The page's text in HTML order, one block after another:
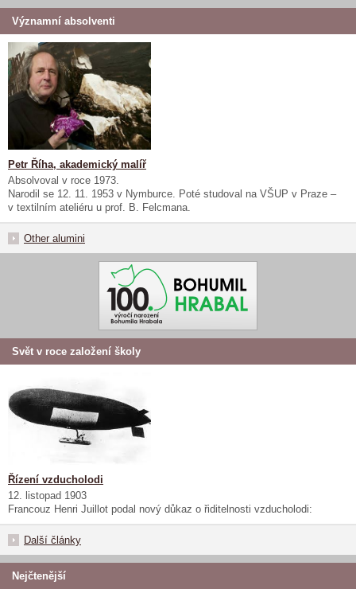
Významní absolventi
Petr Říha, akademický malíř
Absolvoval v roce 1973.
Narodil se 12. 11. 1953 v Nymburce. Poté studoval na VŠUP v Praze –
v textilním ateliéru u prof. B. Felcmana.
Other alumini
Svět v roce založení školy
Řízení vzducholodi
12. listopad 1903
Francouz Henri Juillot podal nový důkaz o řiditelnosti vzducholodi:
Další články
Nejčtenější